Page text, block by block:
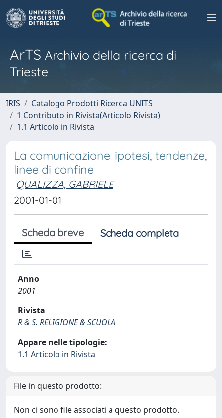
ArTS Archivio della ricerca di
Trieste
IRIS
Catalogo Prodotti Ricerca UNITS
1 Contributo in Rivista(Articolo Rivista)
1.1 Articolo in Rivista
La comunicazione: ipotesi, tendenze,
linee di confine
QUALIZZA, GABRIELE
2001-01-01
Scheda breve Scheda completa
Anno
2001
Rivista
R & S. RELIGIONE & SCUOLA
Appare nelle tipologie:
1.1 Articolo in Rivista
File in questo prodotto:
Non ci sono file associati a questo prodotto.